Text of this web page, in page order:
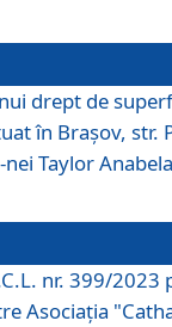
drept de
în Brașov, str.
Taylor
nr. 399/2023
Asociaţia